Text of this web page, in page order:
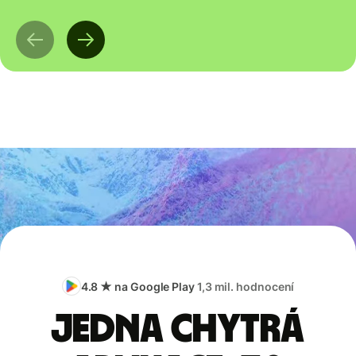
4.8 ★ na Google Play1,3 mil. hodnocení
Jedna chytrá